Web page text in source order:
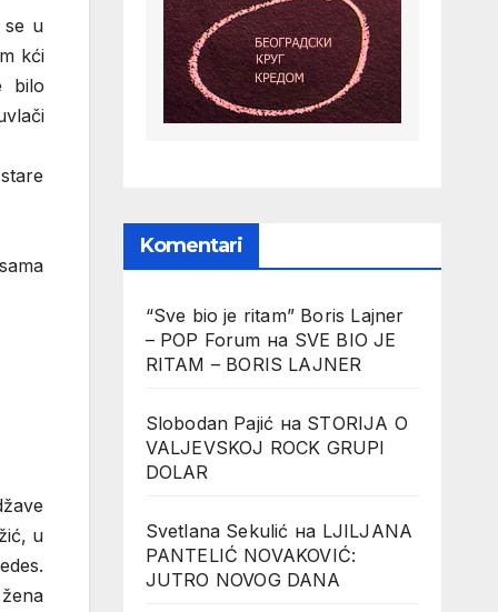
se u
kći
bilo
u
Komentari
“Sve bio je ritam” Boris Lajner
– POP Forum на SVE BIO JE
RITAM – BORIS LAJNER
Slobodan Pajić на STORIJA O
VALJEVSKOJ ROCK GRUPI
DOLAR
Svetlana Sekulić на LJILJANA
PANTELIĆ NOVAKOVIĆ:
JUTRO NOVOG DANA